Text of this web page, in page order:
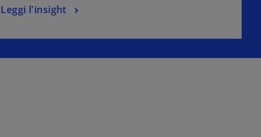
Leggi l'insight